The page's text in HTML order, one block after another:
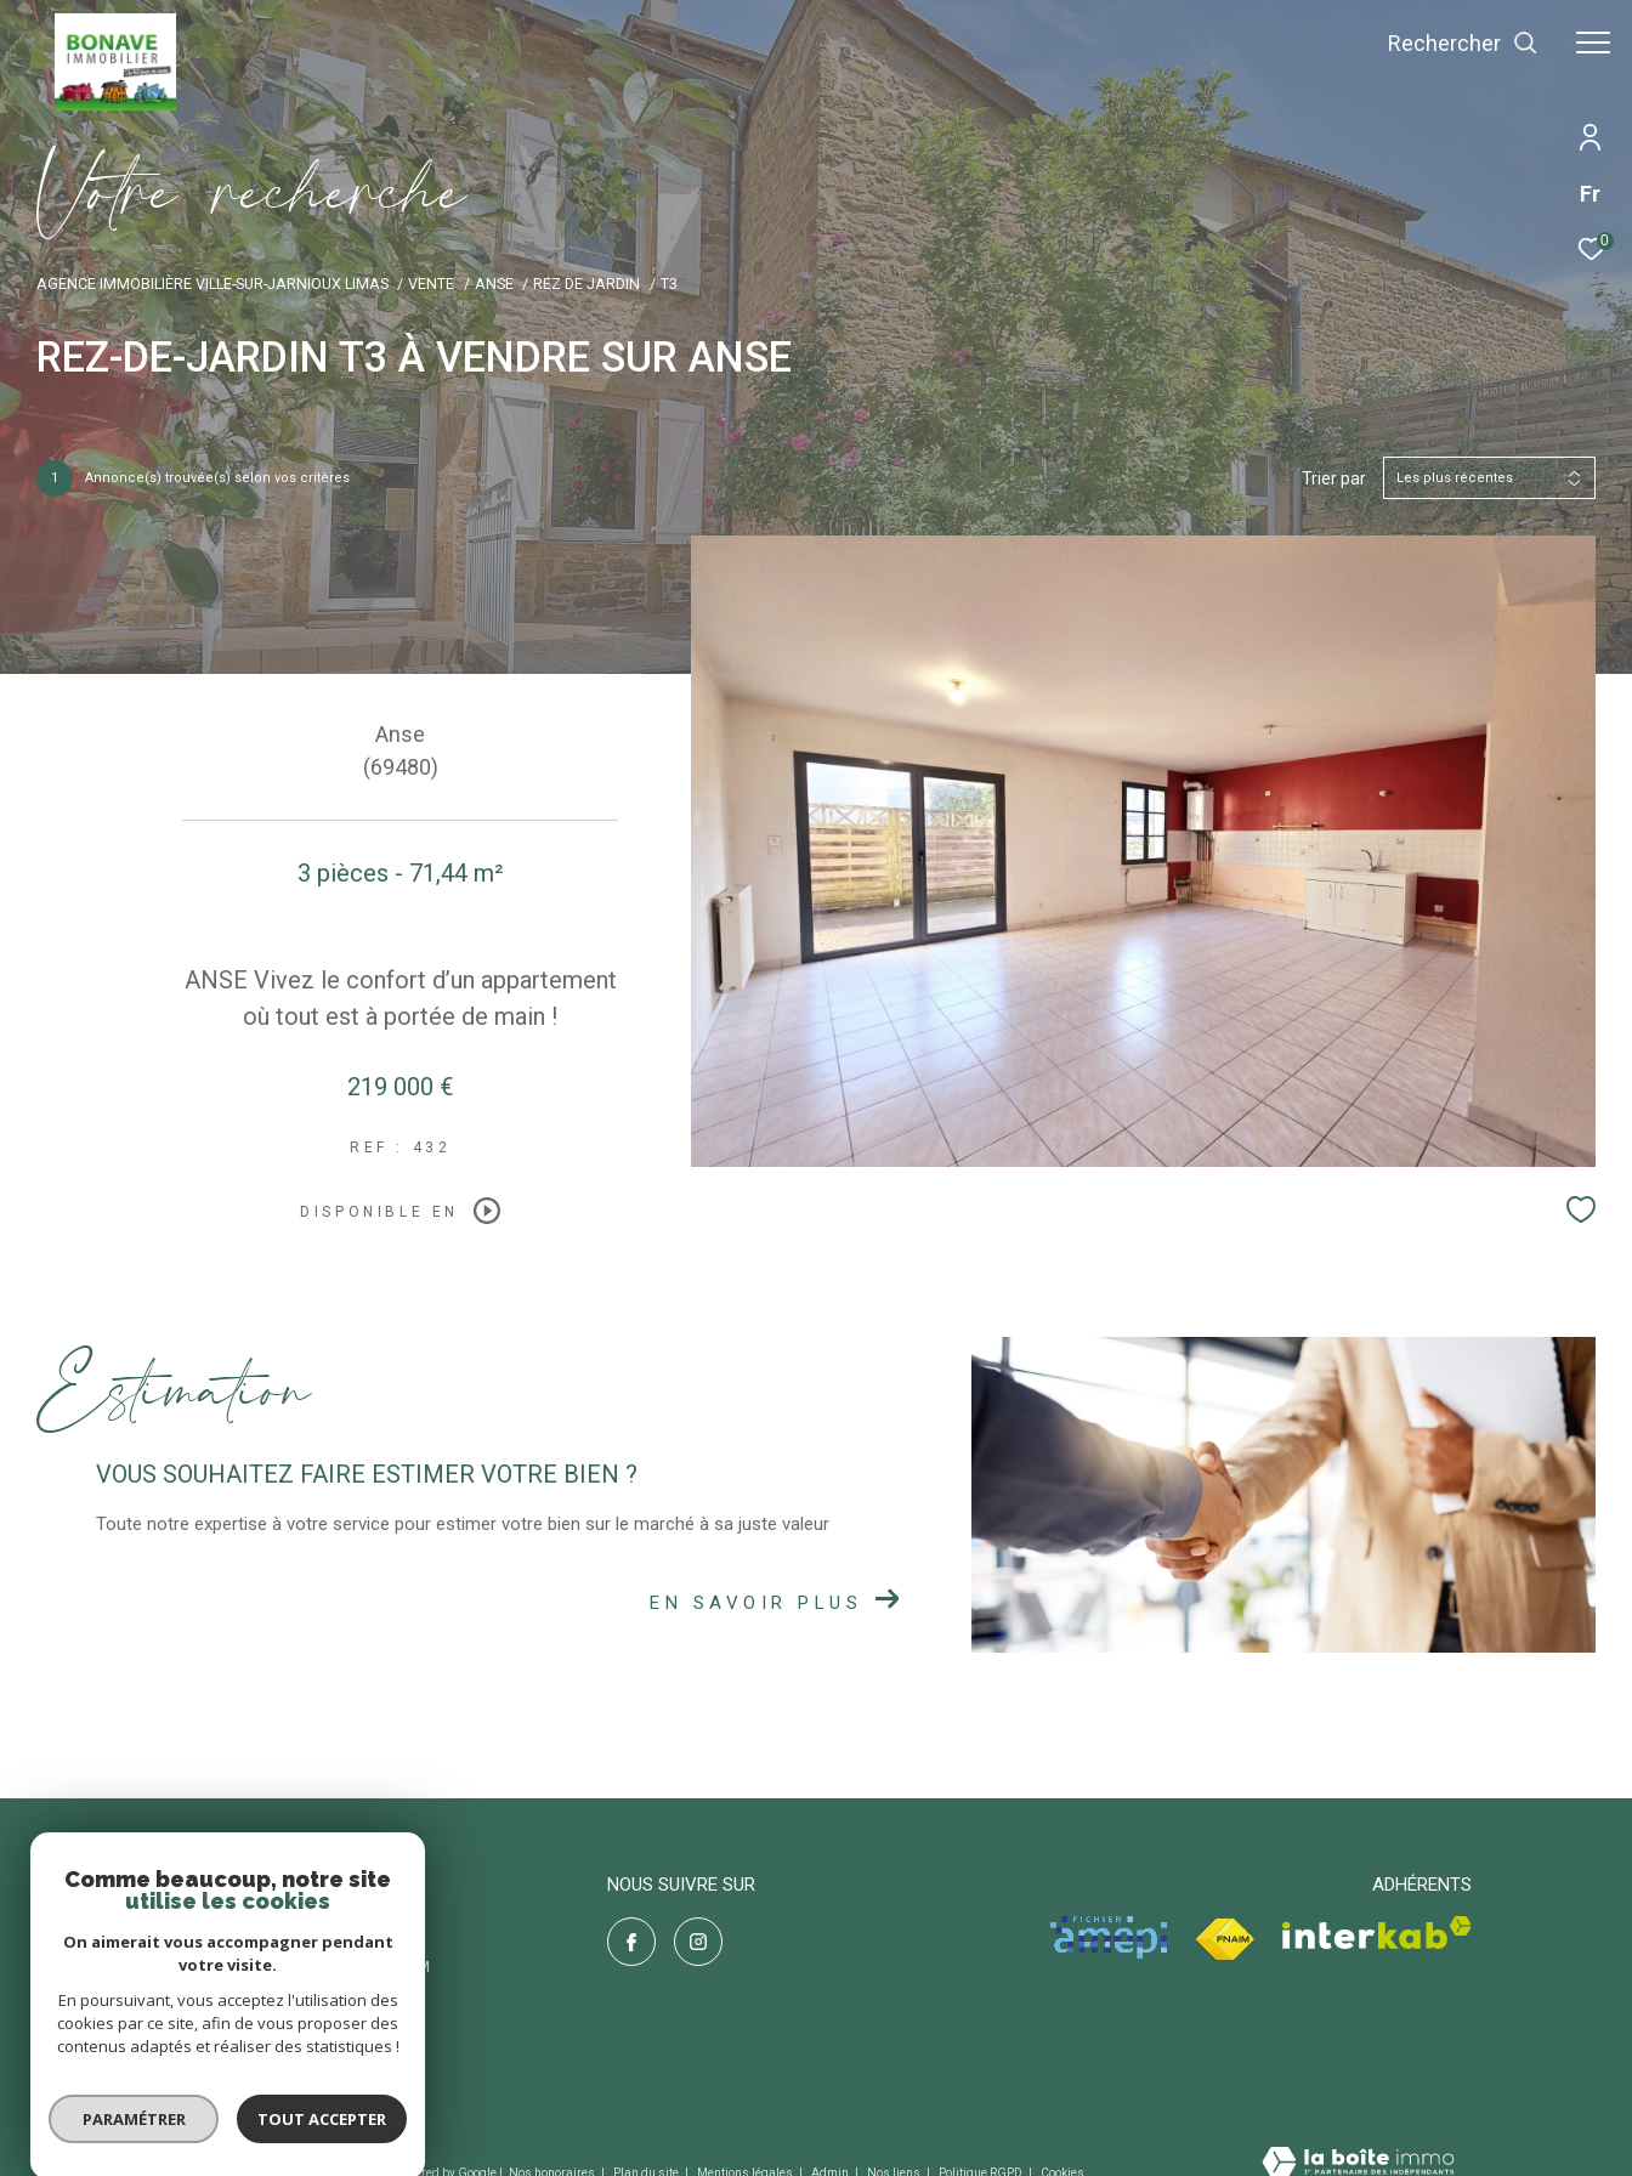
Fr
0
Rechercher
Votre recherche
AGENCE IMMOBILIÈRE VILLE-SUR-JARNIOUX LIMAS VENTE ANSE REZ DE JARDIN T3
REZ-DE-JARDIN T3 À VENDRE SUR ANSE
1 Annonce(s) trouvée(s) selon vos critères Trier par Les plus récentes
Anse
(69480)
3 pièces - 71,44 m²
ANSE Vivez le confort d’un appartement
où tout est à portée de main !
219 000 €
REF : 432
DISPONIBLE EN
Estimation
VOUS SOUHAITEZ FAIRE ESTIMER VOTRE BIEN ?
Toute notre expertise à votre service pour estimer votre bien sur le marché à sa juste valeur
EN SAVOIR PLUS
AGENCE BONAVE IMMOBILIER
06 87 49 66 72
CONTACT@BONAVE-IMMOBILIER.COM
8 AVENUE DE LA LIBÉRATION
69400 limas
8 AVENUE DE LA LIBÉRATION
NOUS SUIVRE SUR ADHÉRENTS
© 2026 | Tous droits réservés | Traduction powered by Google | Nos honoraires Plan du site Mentions légales Admin Nos liens Politique RGPD Cookies
Comme beaucoup, notre site
utilise les cookies
On aimerait vous accompagner pendant
votre visite.
En poursuivant, vous acceptez l'utilisation des
cookies par ce site, afin de vous proposer des
contenus adaptés et réaliser des statistiques !
PARAMÉTRER TOUT ACCEPTER